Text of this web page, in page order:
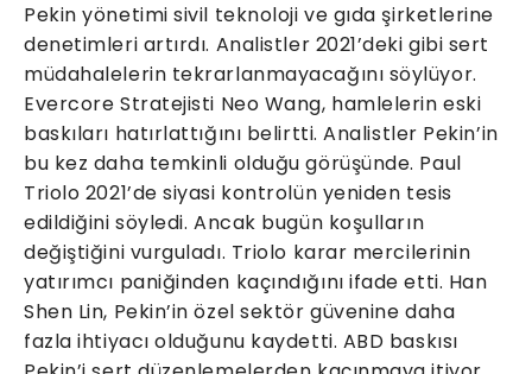
Pekin yönetimi sivil teknoloji ve gıda şirketlerine
denetimleri artırdı. Analistler 2021’deki gibi sert
müdahalelerin tekrarlanmayacağını söylüyor.
Evercore Stratejisti Neo Wang, hamlelerin eski
baskıları hatırlattığını belirtti. Analistler Pekin’in
bu kez daha temkinli olduğu görüşünde. Paul
Triolo 2021’de siyasi kontrolün yeniden tesis
edildiğini söyledi. Ancak bugün koşulların
değiştiğini vurguladı. Triolo karar mercilerinin
yatırımcı paniğinden kaçındığını ifade etti. Han
Shen Lin, Pekin’in özel sektör güvenine daha
fazla ihtiyacı olduğunu kaydetti. ABD baskısı